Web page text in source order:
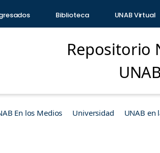
Biblioteca UNAB Virtual
Repositorio
En los Medios Universidad UNAB en